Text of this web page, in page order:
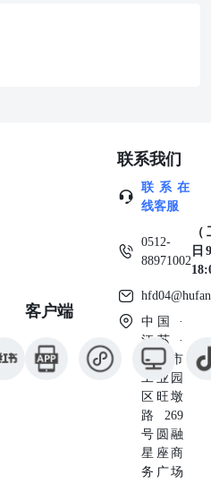
客户端
联系我们
联系在
线客服
0512-
88971002
日
中国 ·
江苏 ·
苏州市
工业园
区旺墩
路269
号圆融
星座商
务广场